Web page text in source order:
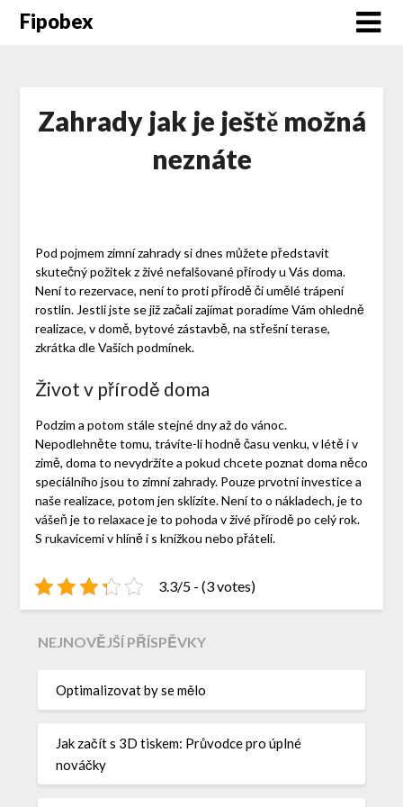
Fipobex
Zahrady jak je ještě možná
neznáte
Pod pojmem zimní zahradysi dnes můžete představit
skutečný požitek z živé nefalšované přírody u Vás doma.
Není to rezervace, není to proti přírodě či umělé trápení
rostlin. Jestli jste se již začali zajímat poradíme Vám ohledně
realizace, v domě, bytové zástavbě, na střešní terase,
zkrátka dle Vašich podmínek.
Život v přírodě doma
Podzim a potom stále stejné dny až do vánoc.
Nepodlehněte tomu, trávíte-li hodně času venku, v létě i v
zimě, doma to nevydržíte a pokud chcete poznat doma něco
speciálního jsou to zimní zahrady. Pouze prvotní investice a
naše realizace, potom jen sklízíte. Není to o nákladech, je to
vášeň je to relaxace je to pohoda v živé přírodě po celý rok.
S rukavicemi v hlíně i s knížkou nebo přáteli.
3.3/5 - (3 votes)
NEJNOVĚJŠÍ PŘÍSPĚVKY
Optimalizovat by se mělo
Jak začít s 3D tiskem: Průvodce pro úplné
nováčky